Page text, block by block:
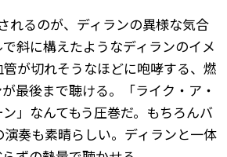
れるのが、ディランの異様な気合
斜に構えたようなディランのイメ
が切れそうなほどに咆哮する、燃
最後まで聴ける。「ライク・ア・
」なんてもう圧巻だ。もちろんバ
奏も素晴らしい。ディランと一体